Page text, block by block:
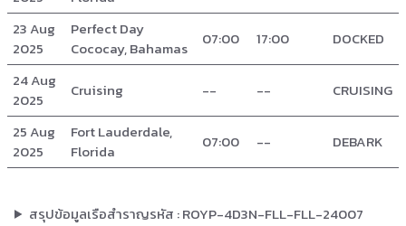
23 Aug
2025
Perfect Day
Cococay, Bahamas
07:00 17:00
DOCKED
24 Aug
2025
Cruising -- --
CRUISING
25 Aug
2025
Fort Lauderdale,
Florida
07:00 -- DEBARK
สรุปข้อมูลเรือสำราญรหัส : ROYP-4D3N-FLL-FLL-24007